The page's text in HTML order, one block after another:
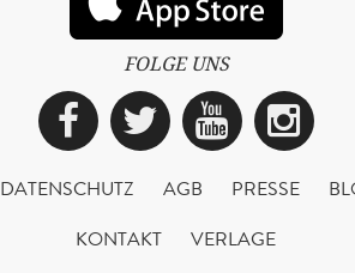
FOLGE UNS
Facebook
Twitter
DATENSCHUTZ AGB PRESSE
KONTAKT
VERLAGE